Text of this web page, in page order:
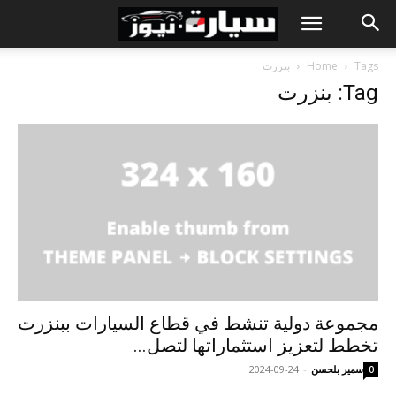
Home Tags بنزرت
Tag: بنزرت
مجموعة دولية تنشط في قطاع السيارات ببنزرت
تخطط لتعزيز استثماراتها لتصل...
سمير بلحسن -
2024-09-24 0